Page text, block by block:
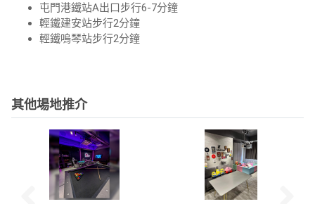
屯門港鐵站A出口步行6-7分鐘
輕鐵建安站步行2分鐘
輕鐵嗚琴站步行2分鐘
其他場地推介